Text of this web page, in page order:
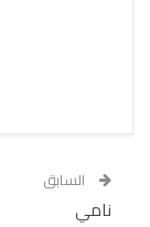
السابق
نامي